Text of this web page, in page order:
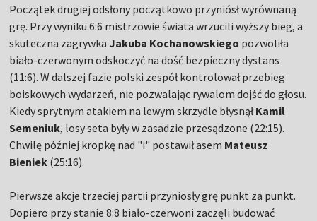
Początek drugiej odsłony początkowo przyniósł wyrównaną
grę. Przy wyniku 6:6 mistrzowie świata wrzucili wyższy bieg, a
skuteczna zagrywka Jakuba Kochanowskiego pozwoliła
biało-czerwonym odskoczyć na dość bezpieczny dystans
(11:6). W dalszej fazie polski zespół kontrolował przebieg
boiskowych wydarzeń, nie pozwalając rywalom dojść do głosu.
Kiedy sprytnym atakiem na lewym skrzydle błysnąłKamil
Semeniuk, losy seta były w zasadzie przesądzone (22:15).
Chwilę później kropkę nad "i" postawił asem Mateusz
Bieniek (25:16).
Pierwsze akcje trzeciej partii przyniosły grę punkt za punkt.
Dopiero przy stanie 8:8 biało-czerwoni zaczęli budować